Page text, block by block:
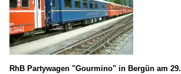
RhB Partywagen "Gourmino" in Bergün am